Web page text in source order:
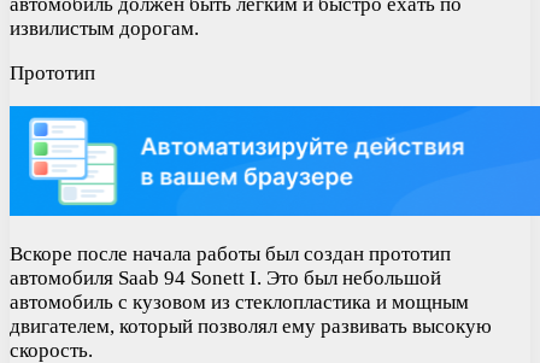
извилистым дорогам.
Прототип
Вскоре после начала работы был создан прототип
автомобиля Saab 94 Sonett I. Это был небольшой
автомобиль с кузовом из стеклопластика и мощным
двигателем, который позволял ему развивать высокую
скорость.